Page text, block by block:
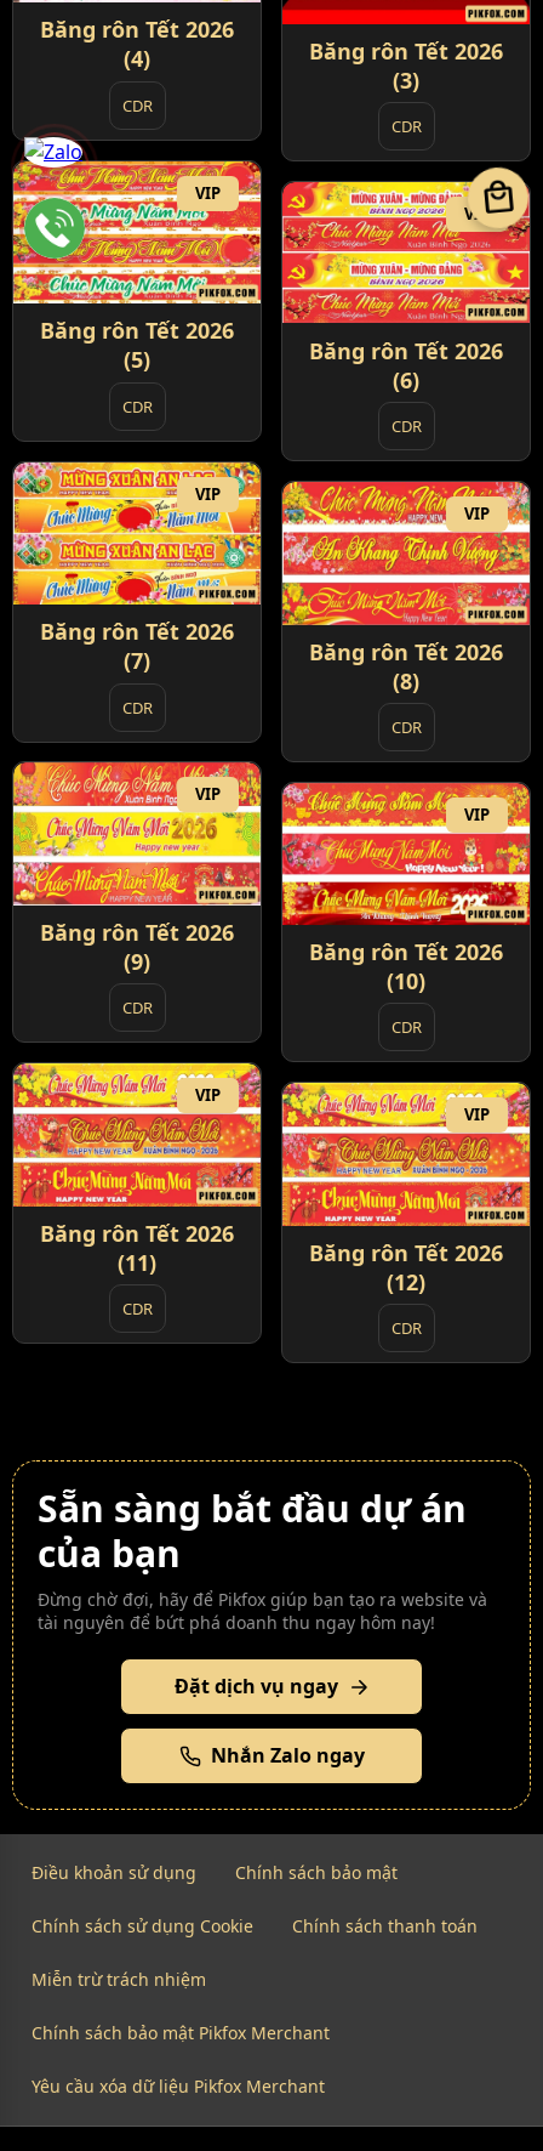
Băng rôn Tết 2026
(3)
CDR
Băng rôn Tết 2026
(4)
CDR
VIP
Băng rôn Tết 2026
(5)
CDR
VIP
Băng rôn Tết 2026
(6)
CDR
VIP
Băng rôn Tết 2026
(7)
CDR
VIP
Băng rôn Tết 2026
(8)
CDR
VIP
Băng rôn Tết 2026
(9)
CDR
VIP
Băng rôn Tết 2026
(10)
CDR
VIP
Băng rôn Tết 2026
(11)
CDR
VIP
Băng rôn Tết 2026
(12)
CDR
Sẵn sàng bắt đầu dự án
của bạn
Đừng chờ đợi, hãy để Pikfox giúp bạn tạo ra website và
tài nguyên để bứt phá doanh thu ngay hôm nay!
Đặt dịch vụ ngay
Nhắn Zalo ngay
Điều khoản sử dụng Chính sách bảo mật
Chính sách sử dụng Cookie Chính sách thanh toán
Miễn trừ trách nhiệm
Chính sách bảo mật Pikfox Merchant
Yêu cầu xóa dữ liệu Pikfox Merchant
local_mall